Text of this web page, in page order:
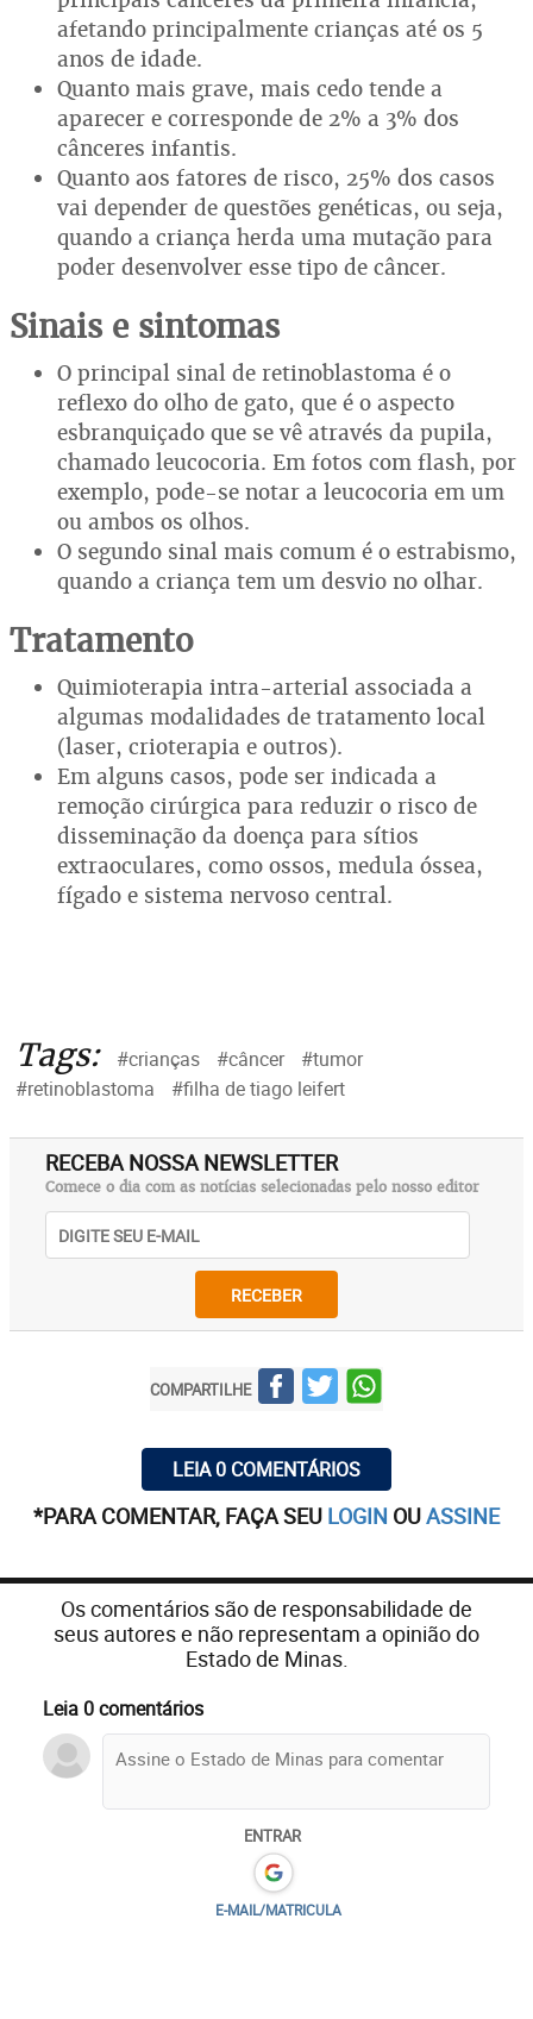
afetando principalmente crianças até os 5
anos de idade.
Quanto mais grave, mais cedo tende a
aparecer e corresponde de 2% a 3% dos
cânceres infantis.
Quanto aos fatores de risco, 25% dos casos
vai depender de questões genéticas, ou seja,
quando a criança herda uma mutação para
poder desenvolver esse tipo de câncer.
Sinais e sintomas
O principal sinal de retinoblastoma é o
reflexo do olho de gato, que é o aspecto
esbranquiçado que se vê através da pupila,
chamado leucocoria. Em fotos com flash, por
exemplo, pode-se notar a leucocoria em um
ou ambos os olhos.
O segundo sinal mais comum é o estrabismo,
quando a criança tem um desvio no olhar.
Tratamento
Quimioterapia intra-arterial associada a
algumas modalidades de tratamento local
(laser, crioterapia e outros).
Em alguns casos, pode ser indicada a
remoção cirúrgica para reduzir o risco de
disseminação da doença para sítios
extraoculares, como ossos, medula óssea,
fígado e sistema nervoso central.
Tags: #crianças #câncer
#tumor
#retinoblastoma
#filha de tiago leifert
RECEBA NOSSA NEWSLETTER
Comece o dia com as notícias selecionadas pelo nosso editor
RECEBER
COMPARTILHE
LEIA 0 COMENTÁRIOS
*PARA COMENTAR, FAÇA SEU LOGIN OUASSINE
Os comentários são de responsabilidade de
seus autores e não representam a opinião do
Estado de Minas.
Leia 0 comentários
ENTRAR
E-MAIL/MATRICULA